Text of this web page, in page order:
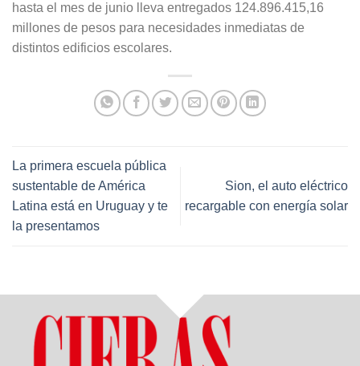
hasta el mes de junio lleva entregados 124.896.415,16
millones de pesos para necesidades inmediatas de
distintos edificios escolares.
La primera escuela pública
sustentable de América
Latina está en Uruguay y te
la presentamos
Sion, el auto eléctrico
recargable con energía solar